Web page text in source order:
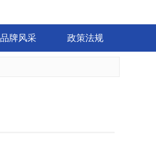
品牌风采 政策法规